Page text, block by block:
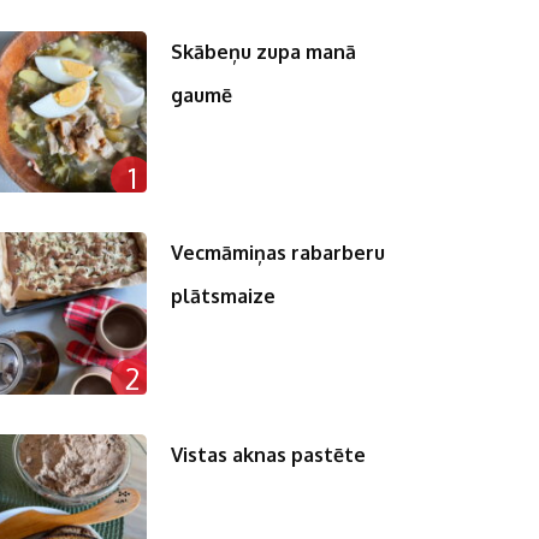
1
Skābeņu zupa manā
gaumē
2
Vecmāmiņas rabarberu
plātsmaize
Vistas aknas pastēte